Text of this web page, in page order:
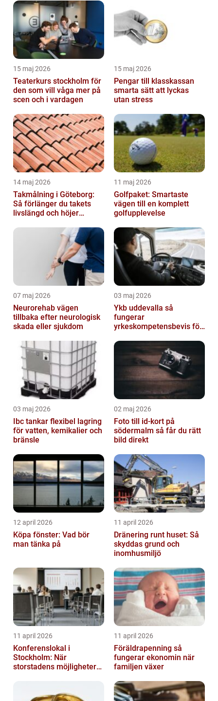
15 maj 2026
Teaterkurs stockholm för
den som vill våga mer på
scen och i vardagen
15 maj 2026
Pengar till klasskassan
smarta sätt att lyckas
utan stress
14 maj 2026
Takmålning i Göteborg:
Så förlänger du takets
livslängd och höjer
11 maj 2026
Golfpaket: Smartaste
vägen till en komplett
golfupplevelse
07 maj 2026
Neurorehab vägen
tillbaka efter neurologisk
skada eller sjukdom
03 maj 2026
Ykb uddevalla så
fungerar
yrkeskompetensbevis för
03 maj 2026
Ibc tankar flexibel lagring
för vatten, kemikalier och
bränsle
02 maj 2026
Foto till id-kort på
södermalm så får du rätt
bild direkt
12 april 2026
Köpa fönster: Vad bör
man tänka på
11 april 2026
Dränering runt huset: Så
skyddas grund och
inomhusmiljö
11 april 2026
Konferenslokal i
Stockholm: När
storstadens möjligheter
11 april 2026
Föräldrapenning så
fungerar ekonomin när
familjen växer